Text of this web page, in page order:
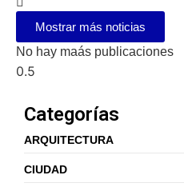
Mostrar más noticias
No hay maás publicaciones
Categorías
ARQUITECTURA
CIUDAD